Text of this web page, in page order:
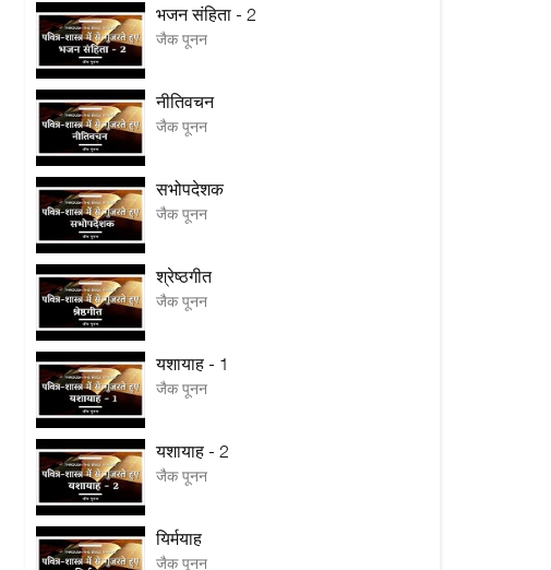
भजन संहिता - 2
जैक पूनन
नीतिवचन
जैक पूनन
सभोपदेशक
जैक पूनन
श्रेष्ठगीत
जैक पूनन
यशायाह - 1
जैक पूनन
यशायाह - 2
जैक पूनन
यिर्मयाह
जैक पूनन